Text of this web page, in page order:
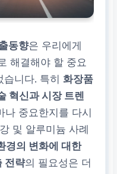
동향은 우리에게
해결해야 할 중요
습니다. 특히화장품
혁신과 시장 트렌
나 중요한지를 다시
및 알루미늄 사례
경의 변화에 대한
전략의 필요성은 더